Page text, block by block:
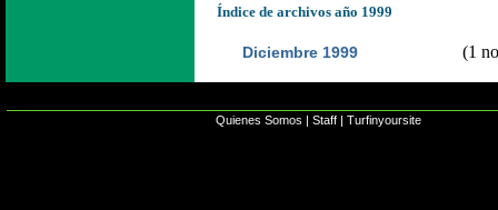
Índice de archivos año 1999
Diciembre 1999 (1
Quienes Somos | Staff | Turfinyoursite